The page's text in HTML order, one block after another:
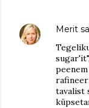
Merit
tavalist